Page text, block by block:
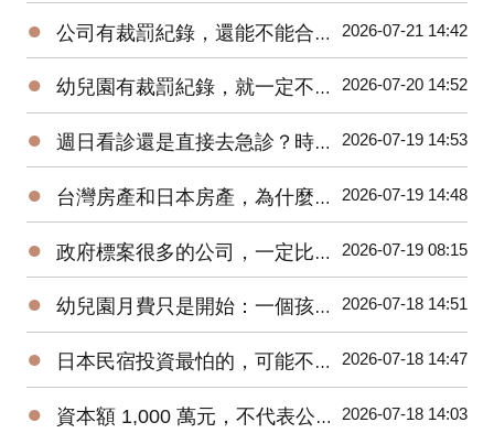
● 公司有裁罰紀錄，還能不能合作？ 2026-07-21 14:42
● 幼兒園有裁罰紀錄，就一定不能念嗎？ 2026-07-20 14:52
● 週日看診還是直接去急診？時間和錢都要算 2026-07-19 14:53
● 台灣房產和日本房產，為什麼不能只比租金報酬率？ 2026-07-19 14:48
● 政府標案很多的公司，一定比較穩嗎？ 2026-07-19 08:15
● 幼兒園月費只是開始：一個孩子一年教育支出怎麼估？ 2026-07-18 14:51
● 日本民宿投資最怕的，可能不是買貴 2026-07-18 14:47
● 資本額 1,000 萬元，不代表公司帳上有 1,000 萬元 2026-07-18 14:03